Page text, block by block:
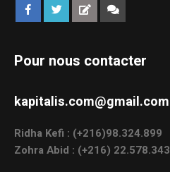
Pour nous contacter
kapitalis.com@gmail.com
Ridha Kefi : (+216)98.324.899
Zohra Abid : (+216) 22.578.343